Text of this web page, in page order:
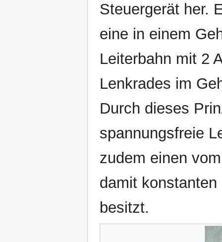
Steuergerät her.
eine in einem
Leiterbahn mit 2
Lenkrades im
Durch dieses
spannungsfreie
zudem einen
damit
besitzt.